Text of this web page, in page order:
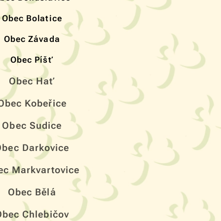
Obec Bolatice
Obec Závada
Obec Píšť
Obec Hať
Kobeřice
Obec Sudice
Darkovice
Markvartovice
Obec Bělá
Chlebičov